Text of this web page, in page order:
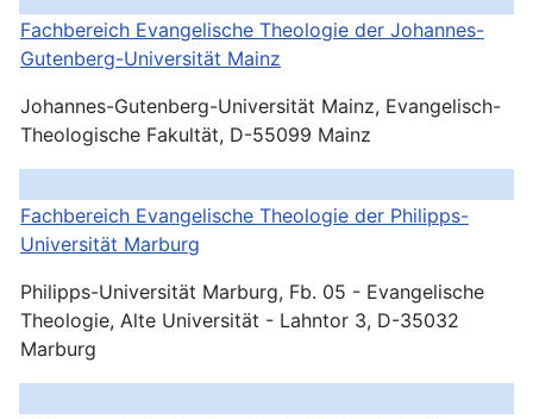
Fachbereich Evangelische Theologie der Johannes-
Gutenberg-Universität Mainz
Johannes-Gutenberg-Universität Mainz, Evangelisch-
Theologische Fakultät, D-55099 Mainz
Fachbereich Evangelische Theologie der Philipps-
Universität Marburg
Philipps-Universität Marburg, Fb. 05 - Evangelische
Theologie, Alte Universität - Lahntor 3, D-35032
Marburg